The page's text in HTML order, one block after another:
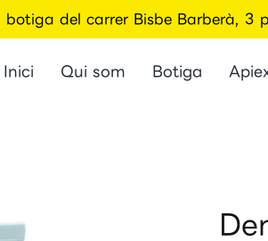
del carrer Bisbe Barberà, 3
Inici Qui som Botiga